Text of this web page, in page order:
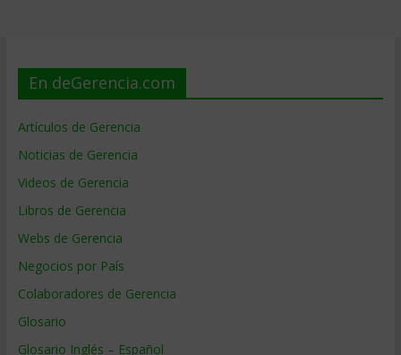
En deGerencia.com
Artículos de Gerencia
Noticias de Gerencia
Videos de Gerencia
Libros de Gerencia
Webs de Gerencia
Negocios por País
Colaboradores de Gerencia
Glosario
Glosario Inglés – Español